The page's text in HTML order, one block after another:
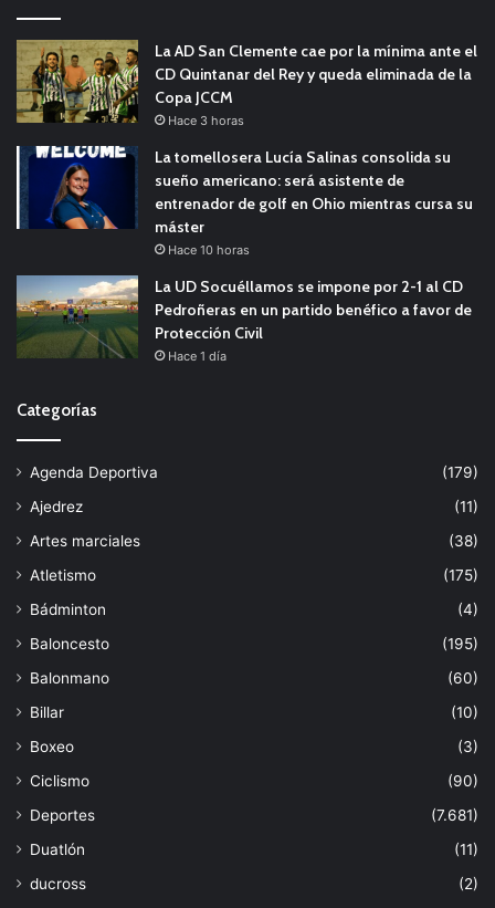
La AD San Clemente cae por la mínima ante el
CD Quintanar del Rey y queda eliminada de la
Copa JCCM
Hace 3 horas
La tomellosera Lucía Salinas consolida su
sueño americano: será asistente de
entrenador de golf en Ohio mientras cursa su
máster
Hace 10 horas
La UD Socuéllamos se impone por 2-1 al CD
Pedroñeras en un partido benéfico a favor de
Protección Civil
Hace 1 día
Categorías
Agenda Deportiva
(179)
Ajedrez
(11)
Artes marciales
(38)
Atletismo
(175)
Bádminton
(4)
Baloncesto
(195)
Balonmano
(60)
Billar
(10)
Boxeo
(3)
Ciclismo
(90)
Deportes
(7.681)
Duatlón
(11)
ducross
(2)